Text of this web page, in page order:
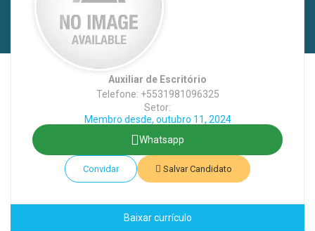
Auxiliar de Escritório
Telefone: +5531981096325
Setor:
Membro desde, outubro 11, 2024
Whatsapp
Convidar Salvar Candidato
Baixar currículo